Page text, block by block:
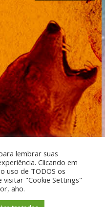
Engenharia Espacial e
lembrar suas
Clicando em
uso de TODOS os
visitar "Cookie Settings"
aho.